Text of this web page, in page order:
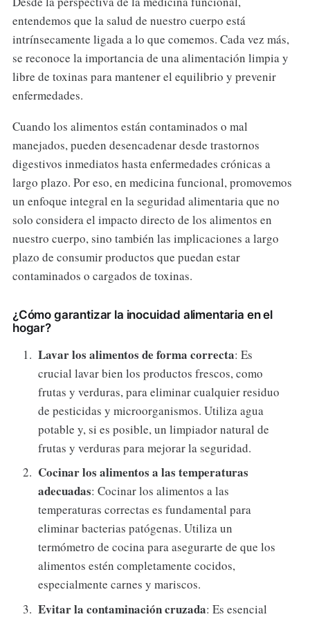
entendemos que la salud de nuestro cuerpo está
intrínsecamente ligada a lo que comemos. Cada vez más,
se reconoce la importancia de una alimentación limpia y
libre de toxinas para mantener el equilibrio y prevenir
enfermedades.
Cuando los alimentos están contaminados o mal
manejados, pueden desencadenar desde trastornos
digestivos inmediatos hasta enfermedades crónicas a
largo plazo. Por eso, en medicina funcional, promovemos
un enfoque integral en la seguridad alimentaria que no
solo considera el impacto directo de los alimentos en
nuestro cuerpo, sino también las implicaciones a largo
plazo de consumir productos que puedan estar
contaminados o cargados de toxinas.
¿Cómo garantizar la inocuidad alimentaria en el
hogar?
Lavar los alimentos de forma correcta: Es
crucial lavar bien los productos frescos, como
frutas y verduras, para eliminar cualquier residuo
de pesticidas y microorganismos. Utiliza agua
potable y, si es posible, un limpiador natural de
frutas y verduras para mejorar la seguridad.
Cocinar los alimentos a las temperaturas
adecuadas: Cocinar los alimentos a las
temperaturas correctas es fundamental para
eliminar bacterias patógenas. Utiliza un
termómetro de cocina para asegurarte de que los
alimentos estén completamente cocidos,
especialmente carnes y mariscos.
Evitar la contaminación cruzada: Es esencial